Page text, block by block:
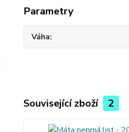
Parametry
Váha
Související zboží 2